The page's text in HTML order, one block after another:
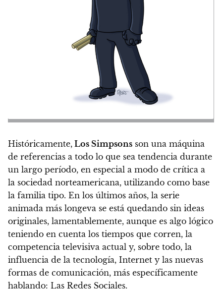
Históricamente, Los Simpsons son una máquina
de referencias a todo lo que sea tendencia durante
un largo período, en especial a modo de crítica a
la sociedad norteamericana, utilizando como base
la familia tipo. En los últimos años, la serie
animada más longeva se está quedando sin ideas
originales, lamentablemente, aunque es algo lógico
teniendo en cuenta los tiempos que corren, la
competencia televisiva actual y, sobre todo, la
influencia de la tecnología, Internet y las nuevas
formas de comunicación, más específicamente
hablando: Las Redes Sociales.